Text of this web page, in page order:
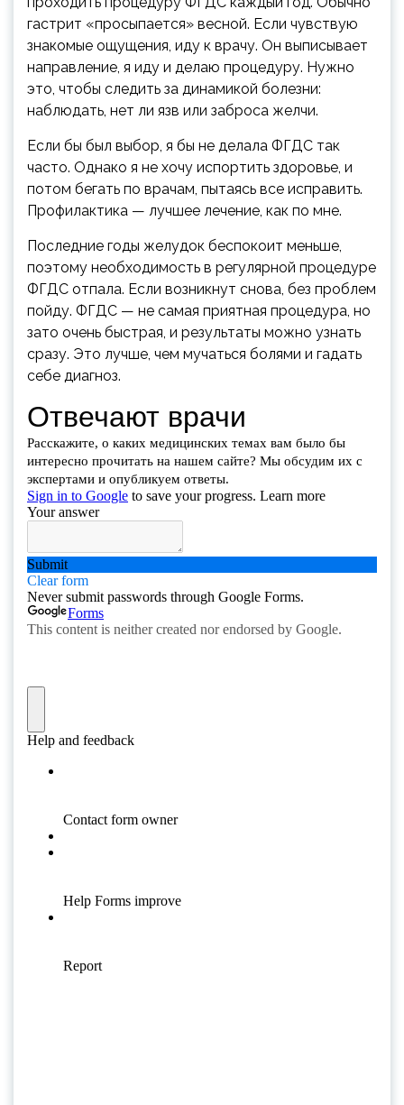
гастрит «просыпается» весной. Если чувствую
знакомые ощущения, иду к врачу. Он выписывает
направление, я иду и делаю процедуру. Нужно
это, чтобы следить за динамикой болезни:
наблюдать, нет ли язв или заброса желчи.
Если бы был выбор, я бы не делала ФГДС так
часто. Однако я не хочу испортить здоровье, и
потом бегать по врачам, пытаясь все исправить.
Профилактика — лучшее лечение, как по мне.
Последние годы желудок беспокоит меньше,
поэтому необходимость в регулярной процедуре
ФГДС отпала. Если возникнут снова, без проблем
пойду. ФГДС — не самая приятная процедура, но
зато очень быстрая, и результаты можно узнать
сразу. Это лучше, чем мучаться болями и гадать
себе диагноз.